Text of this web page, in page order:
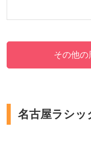
その他の
名古屋ラシ